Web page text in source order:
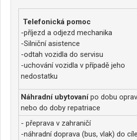
Telefonická pomoc
-příjezd a odjezd mechanika
-Silniční asistence
-odtah vozidla do servisu
-uchování vozidla v případě jeho
nedostatku
Náhradní ubytovanípo dobu
nebo do doby repatriace
- přeprava v zahraničí
-náhradní doprava (bus, vlak) do cíle